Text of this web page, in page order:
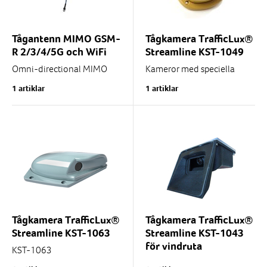
Tågantenn MIMO GSM-
R 2/3/4/5G och WiFi
Omni-directional MIMO
för alla typer av tåg.
Designad för att möta de
1 artiklar
Tågkamera TrafficLux®
Streamline KST-1049
Kameror med speciella
att monteras på utsidan av
tåg och järnvägsfordon. Går
1 artiklar
Tågkamera TrafficLux®
Streamline KST-1063
KST-1063
Tågkamera TrafficLux®
Streamline KST-1043
för vindruta